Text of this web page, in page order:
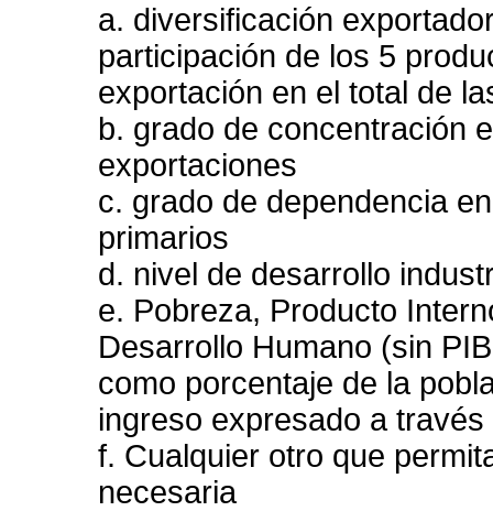
a. diversificación
participación de los 5
exportación en el total de
b. grado de concentración
exportaciones
c. grado de dependencia
primarios
d. nivel de desarrollo
e. Pobreza, Producto
Desarrollo Humano (sin
como porcentaje de la
ingreso expresado a
f. Cualquier otro que
necesaria